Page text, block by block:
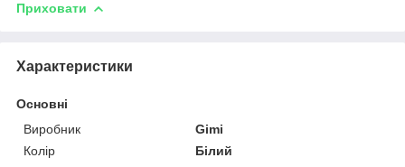
Приховати
Характеристики
Основні
Виробник
Gimi
Колір
Білий